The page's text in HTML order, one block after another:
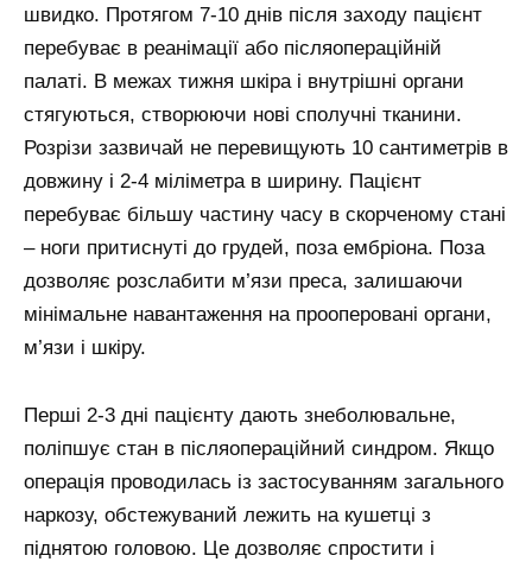
швидко. Протягом 7-10 днів після заходу пацієнт
перебуває в реанімації або післяопераційній
палаті. В межах тижня шкіра і внутрішні органи
стягуються, створюючи нові сполучні тканини.
Розрізи зазвичай не перевищують 10 сантиметрів в
довжину і 2-4 міліметра в ширину. Пацієнт
перебуває більшу частину часу в скорченому стані
– ноги притиснуті до грудей, поза ембріона. Поза
дозволяє розслабити м’язи преса, залишаючи
мінімальне навантаження на прооперовані органи,
м’язи і шкіру.
Перші 2-3 дні пацієнту дають знеболювальне,
поліпшує стан в післяопераційний синдром. Якщо
операція проводилась із застосуванням загального
наркозу, обстежуваний лежить на кушетці з
піднятою головою. Це дозволяє спростити і